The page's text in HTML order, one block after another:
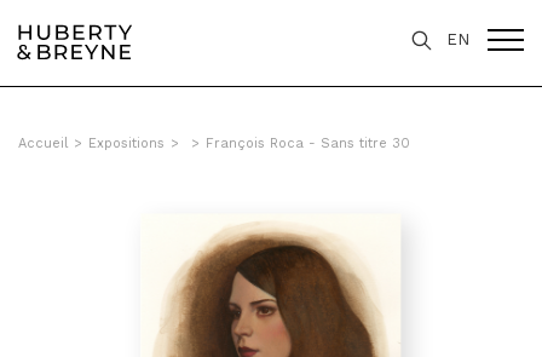
EN
Accueil > Expositions > > François Roca - Sans titre 30